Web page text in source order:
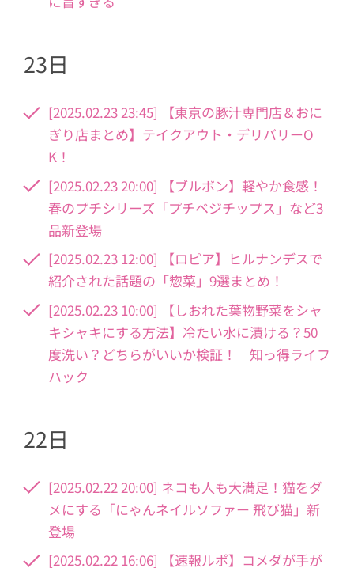
23日
[2025.02.23 23:45] 【東京の豚汁専門店＆おに
ぎり店まとめ】テイクアウト・デリバリーO
K！
[2025.02.23 20:00] 【ブルボン】軽やか食感！
春のプチシリーズ「プチベジチップス」など3
品新登場
[2025.02.23 12:00] 【ロピア】ヒルナンデスで
紹介された話題の「惣菜」9選まとめ！
[2025.02.23 10:00] 【しおれた葉物野菜をシャ
キシャキにする方法】冷たい水に漬ける？50
度洗い？どちらがいいか検証！｜知っ得ライフ
ハック
22日
[2025.02.22 20:00] ネコも人も大満足！猫をダ
メにする「にゃんネイルソファー 飛び猫」新
登場
[2025.02.22 16:06] 【速報ルポ】コメダが手が